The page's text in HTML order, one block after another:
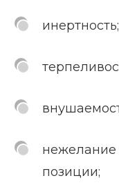
инертность;
нежелание
позиции;